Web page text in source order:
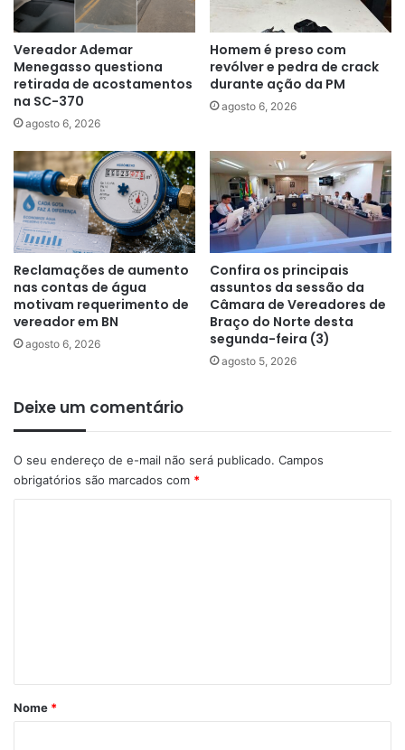
Vereador Ademar
Menegasso questiona
retirada de acostamentos
na SC-370
agosto 6, 2026
Homem é preso com
revólver e pedra de crack
durante ação da PM
agosto 6, 2026
Reclamações de aumento
nas contas de água
motivam requerimento de
vereador em BN
agosto 6, 2026
Confira os principais
assuntos da sessão da
Câmara de Vereadores de
Braço do Norte desta
segunda-feira (3)
agosto 5, 2026
Deixe um comentário
O seu endereço de e-mail não será publicado. Campos
obrigatórios são marcados com *
rNome *